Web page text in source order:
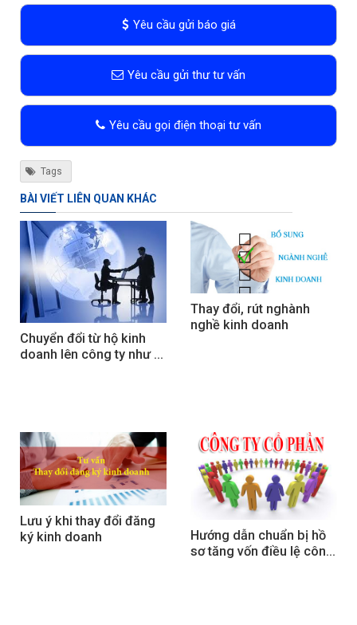
Yêu cầu gửi báo giá
Yêu cầu gửi thư tư vấn
Yêu cầu gọi điện thoại tư vấn
Tags
BÀI VIẾT LIÊN QUAN KHÁC
Chuyển đổi từ hộ kinh
doanh lên công ty như
Thay đổi, rút nghành
nghề kinh doanh
Lưu ý khi thay đổi đăng
ký kinh doanh
Hướng dẫn chuẩn bị hồ
sơ tăng vốn điều lệ công